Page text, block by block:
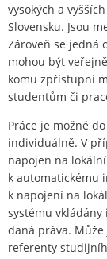
vysokých a
Slovensku. Jsou
Zároveň se jedná
mohou být
komu zpřístupní
studentům či
Práce je možné
individuálně. V
napojen na
k automatickému
k napojení na
systému
daná práva.
referenty